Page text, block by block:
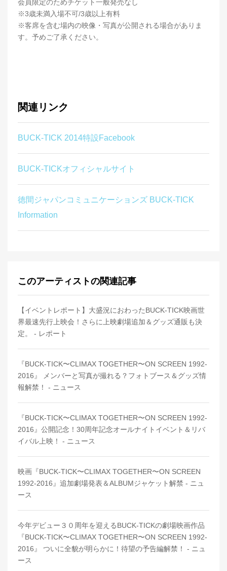
会員限定のためチケット一般発売なし
※3歳未満入場不可/3歳以上有料
※客席を含む場内の映像・写真が公開される場合がありま
す。予めご了承ください。
関連リンク
BUCK-TICK 2014特設Facebook
BUCK-TICKオフィシャルサイト
徳間ジャパンコミュニケーションズ BUCK-TICK
Information
このアーティストの関連記事
【イベントレポート】大盛況におわったBUCK-TICK映画世
界最速先行上映会！さらに上映劇場追加＆グッズ通販も決
定。 - レポート
『BUCK-TICK〜CLIMAX TOGETHER〜ON SCREEN 1992-
2016』 メンバーと写真が撮れる？フォトブース＆グッズ情
報解禁！ - ニュース
『BUCK-TICK〜CLIMAX TOGETHER〜ON SCREEN 1992-
2016』公開記念！30周年記念オールナイトイベント＆リバ
イバル上映！ - ニュース
映画『BUCK-TICK〜CLIMAX TOGETHER〜ON SCREEN
1992-2016』追加劇場発表＆ALBUMジャケット解禁 - ニュ
ース
今年デビュー３０周年を迎えるBUCK-TICKの劇場映画作品
『BUCK-TICK〜CLIMAX TOGETHER〜ON SCREEN 1992-
2016』 ついに全貌が明らかに！待望の予告編解禁！ - ニュ
ース